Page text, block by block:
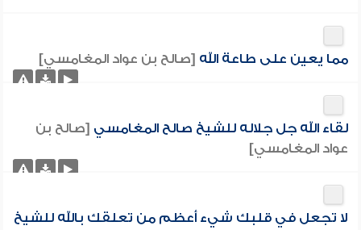
مما يعين على طاعة الله [صالح بن عواد المغامسي]
لقاء الله جل جلاله للشيخ صالح المغامسي [صالح بن
عواد المغامسي]
لا تجعل في قلبك شيء أعظم من تعلقك بالله للشيخ